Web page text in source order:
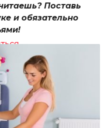
Поставь
и обязательно